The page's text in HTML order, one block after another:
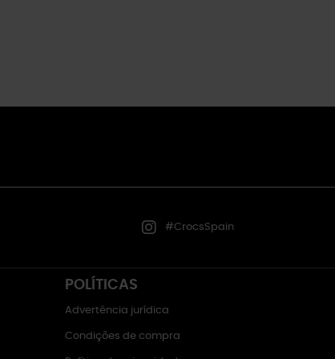
#CrocsSpain
POLÍTICAS
Advertência jurídica
Condições de compra